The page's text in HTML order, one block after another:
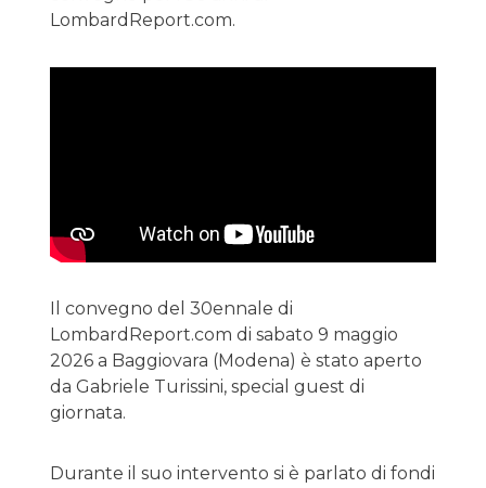
LombardReport.com.
Il convegno del 30ennale di
LombardReport.com di sabato 9 maggio
2026 a Baggiovara (Modena) è stato aperto
da Gabriele Turissini, special guest di
giornata.
Durante il suo intervento si è parlato di fondi